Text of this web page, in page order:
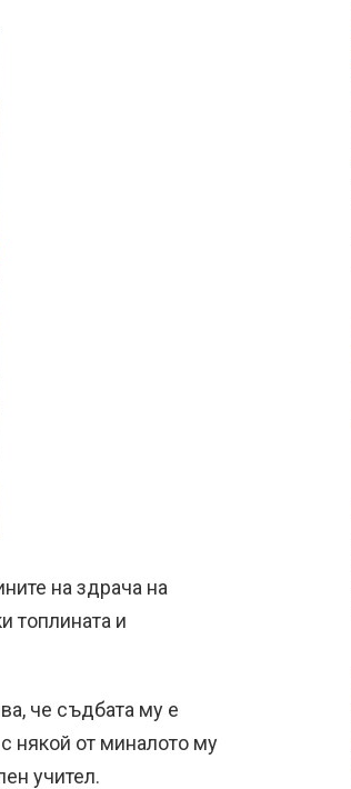
на здрача на
топлината и
че съдбата му е
някой от миналото му
учител.